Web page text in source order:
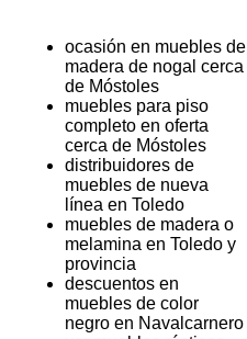
ocasión en muebles de
madera de nogal cerca
de Móstoles
muebles para piso
completo en oferta
cerca de Móstoles
distribuidores de
muebles de nueva
línea en Toledo
muebles de madera o
melamina en Toledo y
provincia
descuentos en
muebles de color
negro en Navalcarnero